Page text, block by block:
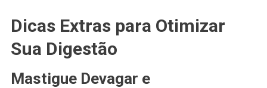
Dicas Extras para Otimizar
Sua Digestão
Mastigue Devagar e